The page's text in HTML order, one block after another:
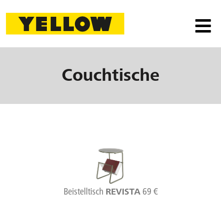
Couchtische
Beistelltisch REVISTA69 €